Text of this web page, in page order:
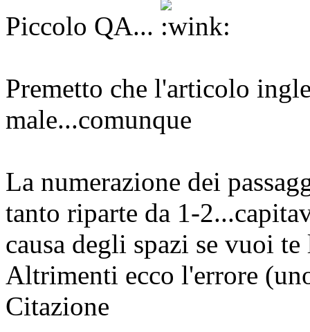
Piccolo QA...
Premetto che l'articolo
male...comunque
La numerazione dei
tanto riparte da 1-
causa degli spazi se vuoi
Altrimenti ecco l'errore
Citazione